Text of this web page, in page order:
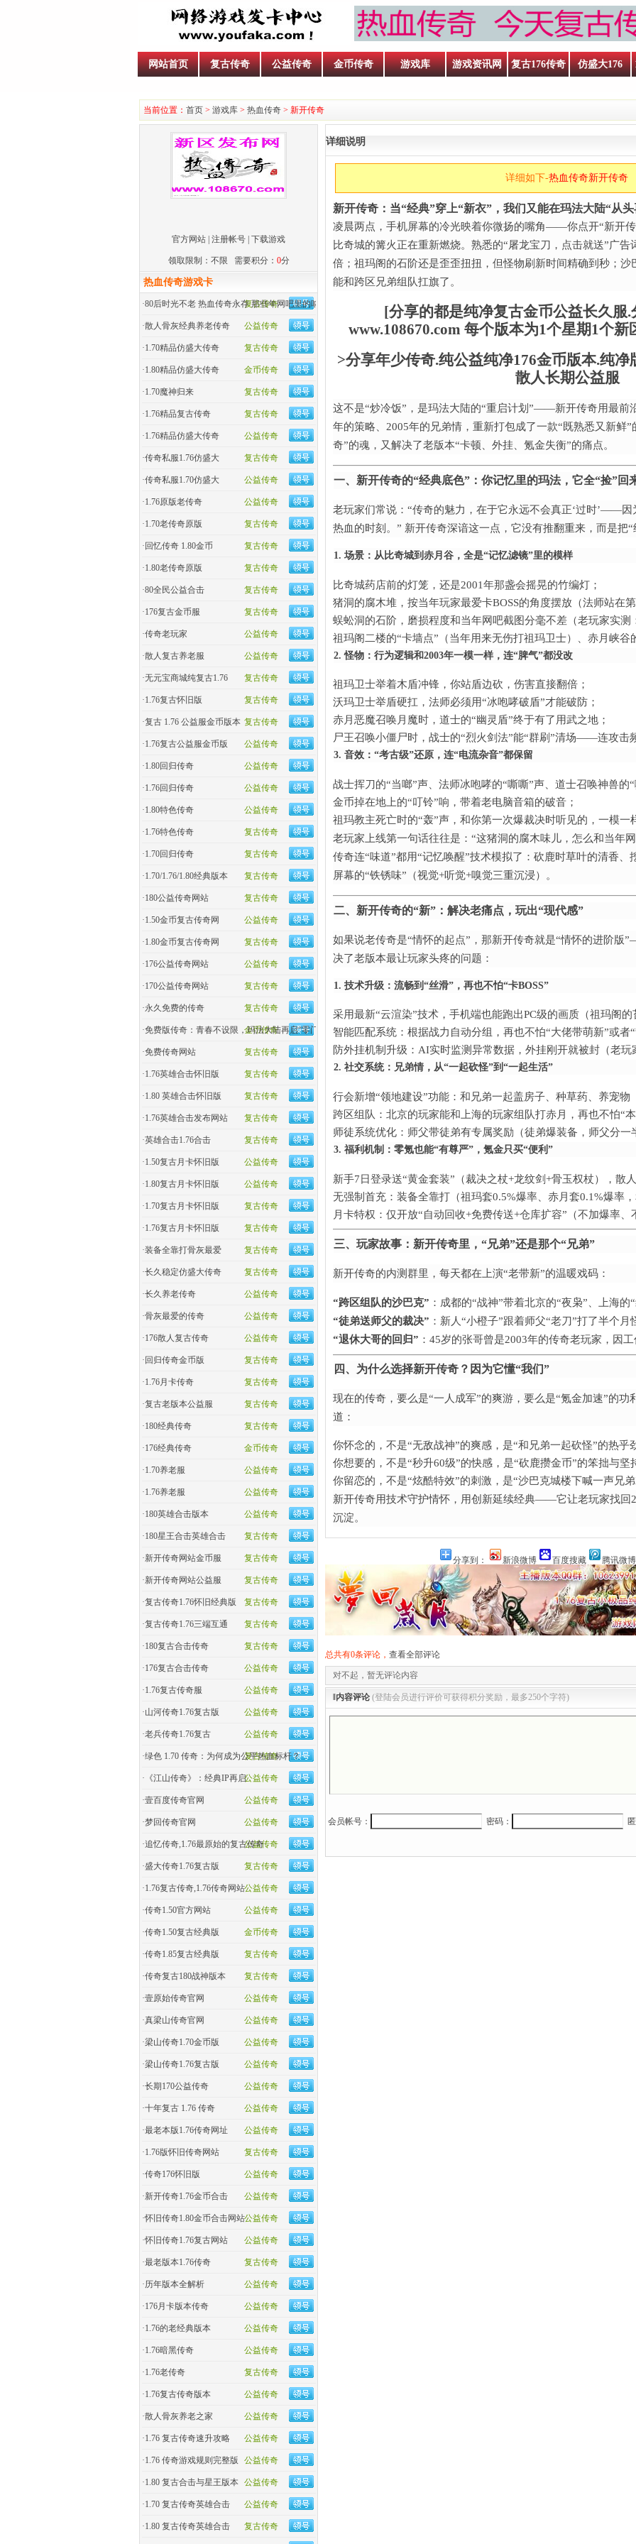
网站首页 复古传奇 公益传奇 金币传奇 游戏库 游戏资讯网 复古176传奇 仿盛大176
当前位置： 首页 > 游戏库 > 热血传奇 > 新开传奇
官方网站 注册帐号 下载游戏
领取限制：不限 需要积分： 0分
热血传奇游戏卡
复古传奇
·80后时光不老 热血传奇永存 那些年网吧里的呐喊
公益传奇
·散人骨灰经典养老传奇
复古传奇
·1.70精品仿盛大传奇
金币传奇
·1.80精品仿盛大传奇
复古传奇
·1.70魔神归来
复古传奇
·1.76精品复古传奇
公益传奇
·1.76精品仿盛大传奇
复古传奇
·传奇私服1.76仿盛大
公益传奇
·传奇私服1.70仿盛大
公益传奇
·1.76原版老传奇
复古传奇
·1.70老传奇原版
复古传奇
· 回忆传奇 1.80金币
复古传奇
·1.80老传奇原版
复古传奇
·80全民公益合击
复古传奇
·176复古金币服
公益传奇
·传奇老玩家
公益传奇
·散人复古养老服
复古传奇
·无元宝商城纯复古1.76
复古传奇
·1.76复古怀旧版
复古传奇
·复古 1.76 公益服金币版本
公益传奇
·1.76复古公益服金币版
公益传奇
·1.80回归传奇
公益传奇
·1.76回归传奇
公益传奇
·1.80特色传奇
复古传奇
·1.76特色传奇
复古传奇
·1.70回归传奇
复古传奇
·1.70/1.76/1.80经典版本
复古传奇
·180公益传奇网站
公益传奇
·1.50金币复古传奇网
复古传奇
·1.80金币复古传奇网
公益传奇
·176公益传奇网站
复古传奇
·170公益传奇网站
复古传奇
·永久免费的传奇
金币传奇
·免费版传奇：青春不设限，玛法大陆再启“零门槛”热血
复古传奇
·免费传奇网站
复古传奇
·1.76英雄合击怀旧版
复古传奇
·1.80 英雄合击怀旧版
复古传奇
·1.76英雄合击发布网站
复古传奇
·英雄合击1.76合击
公益传奇
·1.50复古月卡怀旧版
公益传奇
·1.80复古月卡怀旧版
复古传奇
·1.70复古月卡怀旧版
复古传奇
·1.76复古月卡怀旧版
复古传奇
·装备全靠打骨灰最爱
复古传奇
·长久稳定仿盛大传奇
公益传奇
·长久养老传奇
公益传奇
·骨灰最爱的传奇
公益传奇
·176散人复古传奇
复古传奇
· 回归传奇金币版
复古传奇
·1.76月卡传奇
复古传奇
·复古老版本公益服
复古传奇
·180经典传奇
金币传奇
·176经典传奇
公益传奇
·1.70养老服
公益传奇
·1.76养老服
公益传奇
·180英雄合击版本
复古传奇
·180星王合击英雄合击
复古传奇
·新开传奇网站金币服
复古传奇
·新开传奇网站公益服
复古传奇
·复古传奇1.76怀旧经典版
复古传奇
·复古传奇1.76三端互通
复古传奇
·180复古合击传奇
公益传奇
·176复古合击传奇
公益传奇
·1.76复古传奇服
公益传奇
·山河传奇1.76复古版
公益传奇
·老兵传奇1.76复古
复古传奇
·绿色 1.70 传奇：为何成为公平热血标杆？
公益传奇
· 《江山传奇》：经典IP再启
公益传奇
·壹百度传奇官网
公益传奇
·梦回传奇官网
公益传奇
·追忆传奇,1.76最原始的复古传奇
复古传奇
·盛大传奇1.76复古版
公益传奇
·1.76复古传奇,1.76传奇网站
公益传奇
·传奇1.50官方网站
金币传奇
·传奇1.50复古经典版
复古传奇
·传奇1.85复古经典版
复古传奇
·传奇复古180战神版本
公益传奇
·壹原始传奇官网
公益传奇
·真梁山传奇官网
公益传奇
·梁山传奇1.70金币版
公益传奇
·梁山传奇1.76复古版
公益传奇
·长期170公益传奇
公益传奇
·十年复古 1.76 传奇
公益传奇
·最老本版1.76传奇网址
复古传奇
·1.76版怀旧传奇网站
公益传奇
·传奇176怀旧版
公益传奇
·新开传奇1.76金币合击
公益传奇
·怀旧传奇1.80金币合击网站
公益传奇
·怀旧传奇1.76复古网站
复古传奇
·最老版本1.76传奇
公益传奇
·历年版本全解析
公益传奇
·176月卡版本传奇
公益传奇
·1.76的老经典版本
公益传奇
·1.76暗黑传奇
复古传奇
·1.76老传奇
公益传奇
·1.76复古传奇版本
公益传奇
·散人骨灰养老之家
公益传奇
·1.76 复古传奇速升攻略
公益传奇
·1.76 传奇游戏规则完整版
公益传奇
·1.80 复古合击与星王版本
公益传奇
·1.70 复古传奇英雄合击
复古传奇
·1.80 复古传奇英雄合击
详细说明
详细如下-热血传奇新开传奇
新开传奇：当“经典”穿上“新衣”，我们又能在玛法大陆“从
凌晨两点，手机屏幕的冷光映着你微扬的嘴角——你点开“新开
比奇城的篝火正在重新燃烧。熟悉的“屠龙宝刀，点击就送”广
倍；祖玛阁的石阶还是歪歪扭扭，但怪物刷新时间精确到秒；
能和跨区兄弟组队扛旗了。
[分享的都是纯净复古金币公益长久服
www.108670.com 每个版本为1个星期1个
>分享年少传奇.纯公益纯净176金币版本.纯
散人长期公益服
这不是“炒冷饭”，是玛法大陆的“重启计划”——新开传奇用最前
年的策略、2005年的兄弟情，重新打包成了一款“既熟悉又新鲜
奇”的魂，又解决了老版本“卡顿、外挂、氪金失衡”的痛点。
一、新开传奇的“经典底色”：你记忆里的玛法，它全“捡”回
老玩家们常说：“传奇的魅力，在于它永远不会真正‘过时’——
热血的时刻。” 新开传奇深谙这一点，它没有推翻重来，而是把
1. 场景：从比奇城到赤月谷，全是“记忆滤镜”里的模样
比奇城药店前的灯笼，还是2001年那盏会摇晃的竹编灯；
猪洞的腐木堆，按当年玩家最爱卡BOSS的角度摆放（法师站在
蜈蚣洞的石阶，磨损程度和当年网吧截图分毫不差（老玩家实
祖玛阁二楼的“卡墙点”（当年用来无伤打祖玛卫士）、赤月峡
2. 怪物：行为逻辑和2003年一模一样，连“脾气”都没改
祖玛卫士举着木盾冲锋，你站盾边砍，伤害直接翻倍；
沃玛卫士举盾硬扛，法师必须用“冰咆哮破盾”才能破防；
赤月恶魔召唤月魔时，道士的“幽灵盾”终于有了用武之地；
尸王召唤小僵尸时，战士的“烈火剑法”能“群刷”清场——连攻击
3. 音效：“考古级”还原，连“电流杂音”都保留
战士挥刀的“当啷”声、法师冰咆哮的“嘶嘶”声、道士召唤神兽的
金币掉在地上的“叮铃”响，带着老电脑音箱的破音；
祖玛教主死亡时的“轰”声，和你第一次爆裁决时听见的，一模一
老玩家上线第一句话往往是：“这猪洞的腐木味儿，怎么和当
传奇连“味道”都用“记忆唤醒”技术模拟了：砍鹿时草叶的清香、
屏幕的“铁锈味”（视觉+听觉+嗅觉三重沉浸）。
二、新开传奇的“新”：解决老痛点，玩出“现代感”​
如果说老传奇是“情怀的起点”，那新开传奇就是“情怀的进阶
决了老版本最让玩家头疼的问题：
1. 技术升级：流畅到“丝滑”，再也不怕“卡BOSS”​
采用最新“云渲染”技术，手机端也能跑出PC级的画质（祖玛阁
智能匹配系统：根据战力自动分组，再也不怕“大佬带萌新”或者
防外挂机制升级：AI实时监测异常数据，外挂刚开就被封（老
2. 社交系统：兄弟情，从“一起砍怪”到“一起生活”​
行会新增“领地建设”功能：和兄弟一起盖房子、种草药、养宠
跨区组队：北京的玩家能和上海的玩家组队打赤月，再也不怕“
师徒系统优化：师父带徒弟有专属奖励（徒弟爆装备，师父分
3. 福利机制：零氪也能“有尊严”，氪金只买“便利”​
新手7日登录送“黄金套装”（裁决之杖+龙纹剑+骨玉权杖），散
无强制首充：装备全靠打（祖玛套0.5%爆率、赤月套0.1%爆率
月卡特权：仅开放“自动回收+免费传送+仓库扩容”（不加爆率
三、玩家故事：新开传奇里，“兄弟”还是那个“兄弟”​
新开传奇的内测群里，每天都在上演“老带新”的温暖戏码：
​“跨区组队的沙巴克”​ ：成都的“战神”带着北京的“夜枭”、上海
​“徒弟送师父的裁决”​ ：新人“小橙子”跟着师父“老刀”打了半个
​“退休大哥的回归”​ ：45岁的张哥曾是2003年的传奇老玩家，因
四、为什么选择新开传奇？因为它懂“我们”​
现在的传奇，要么是“一人成军”的爽游，要么是“氪金加速”的
道：
你怀念的，不是“无敌战神”的爽感，是“和兄弟一起砍怪”的热乎
你想要的，不是“秒升60级”的快感，是“砍鹿攒金币”的笨拙与坚
你留恋的，不是“炫酷特效”的刺激，是“沙巴克城楼下喊一声兄
新开传奇用技术守护情怀，用创新延续经典——它让老玩家找回
沉淀。
分享到： 新浪微博 百度搜藏 腾讯微博
总共有0条评论， 查看全部评论
对不起，暂无评论内容
‖内容评论 (登陆会员进行评价可获得积分奖励，最多250个字符)
会员帐号： 密码：